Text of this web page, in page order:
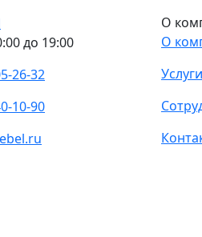
до 19:00
26-32
10-90
О
О
Услуги